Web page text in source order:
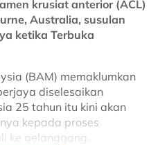
selain terus
kemasukan pelancong
antarabangsa di Litar
krusiat anterior (ACL)
Australia, susulan
ketika Terbuka
(BAM) memaklumkan
diselesaikan
25 tahun itu kini akan
kepada proses
ke gelanggang.